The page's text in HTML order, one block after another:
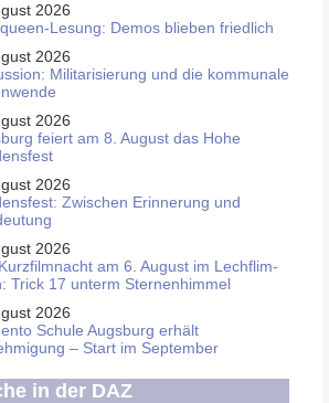
2026
Lesung: Demos blieben friedlich
2026
Mi­li­ta­ri­sie­rung und die kommunale
2026
feiert am 8. August das Hohe
2026
Zwischen Erinnerung und
2026
am 6. August im Lech­flim­
Trick 17 unterm Sternen­himmel
2026
Schule Augsburg erhält
– Start im September
in der DAZ